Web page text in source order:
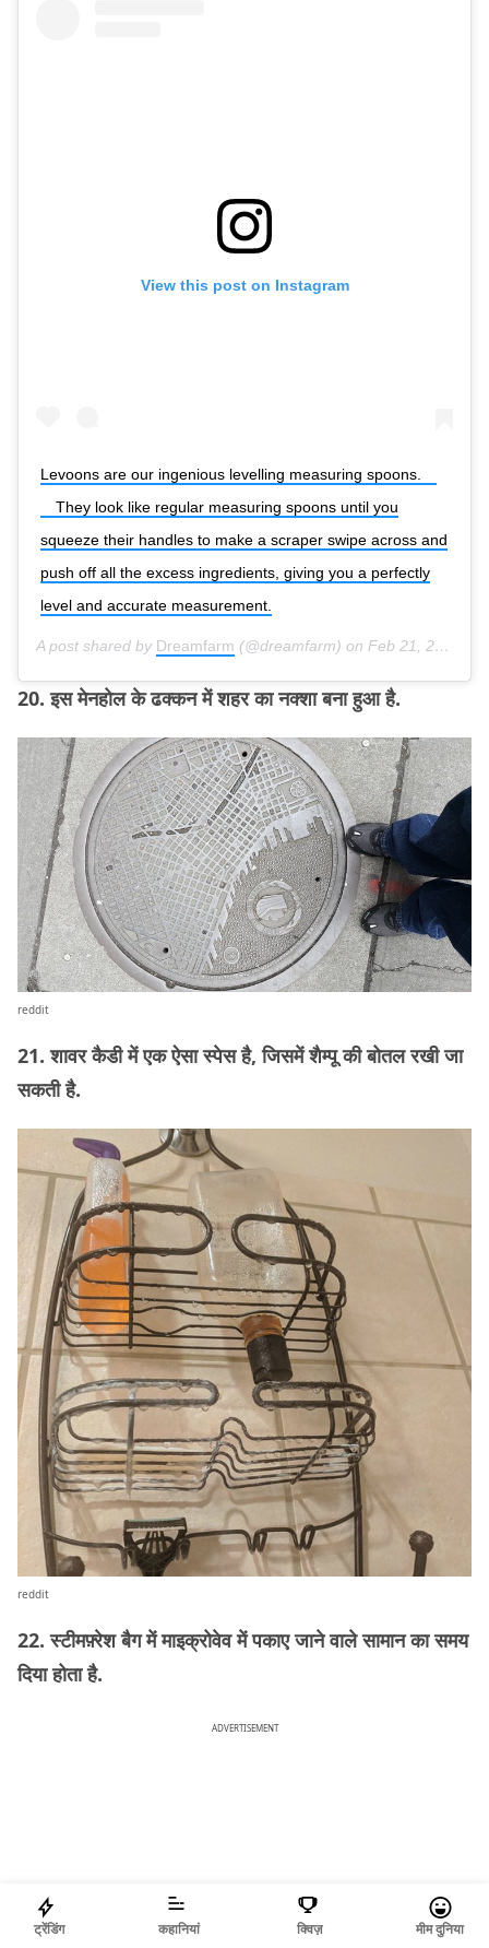
View this post on Instagram
Levoons are our ingenious levelling measuring spoons. ⠀
⠀ They look like regular measuring spoons until you
squeeze their handles to make a scraper swipe across and
push off all the excess ingredients, giving you a perfectly
level and accurate measurement.
A post shared by Dreamfarm (@dreamfarm) on Feb 21, 2018 at 9:01pm PST
20. इस मेनहोल के ढक्कन में शहर का नक्शा बना हुआ है.
reddit
21. शावर कैडी में एक ऐसा स्पेस है, जिसमें शैम्पू की बोतल रखी जा
सकती है.
reddit
22. स्टीमफ़्रेश बैग में माइक्रोवेव में पकाए जाने वाले सामान का समय
दिया होता है.
ADVERTISEMENT
ट्रेंडिंग कहानियां क्विज़ मीम दुनिया